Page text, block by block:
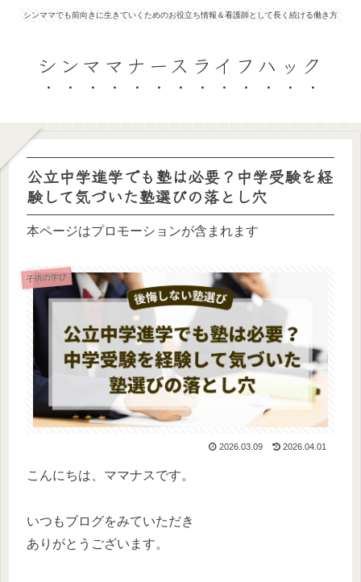
シンママでも前向きに生きていくためのお役立ち情報＆看護師として長く続ける働き方
シンママナースライフハック
公立中学進学でも塾は必要？中学受験を経
験して気づいた塾選びの落とし穴
本ページはプロモーションが含まれます
子供の学び
2026.03.09 2026.04.01
こんにちは、ママナスです。
いつもブログをみていただき
ありがとうございます。